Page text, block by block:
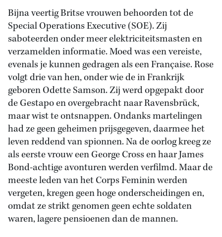
Bijna veertig Britse vrouwen behoorden tot de
Special Operations Executive (SOE). Zij
saboteerden onder meer elektriciteitsmasten en
verzamelden informatie. Moed was een vereiste,
evenals je kunnen gedragen als een Française. Rose
volgt drie van hen, onder wie de in Frankrijk
geboren Odette Samson. Zij werd opgepakt door
de Gestapo en overgebracht naar Ravensbrück,
maar wist te ontsnappen. Ondanks martelingen
had ze geen geheimen prijsgegeven, daarmee het
leven reddend van spionnen. Na de oorlog kreeg ze
als eerste vrouw een George Cross en haar James
Bond-achtige avonturen werden verfilmd. Maar de
meeste leden van het Corps Feminin werden
vergeten, kregen geen hoge onderscheidingen en,
omdat ze strikt genomen geen echte soldaten
waren, lagere pensioenen dan de mannen.